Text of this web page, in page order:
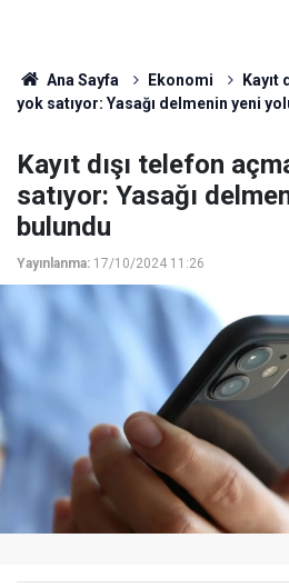
Ana Sayfa Ekonomi
Kayıt
yok satıyor: Yasağı delmenin yeni
Kayıt dışı telefon
satıyor: Yasağı
bulundu
Yayınlanma: 17/10/2024 11:26